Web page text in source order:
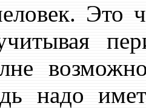
Это
надо